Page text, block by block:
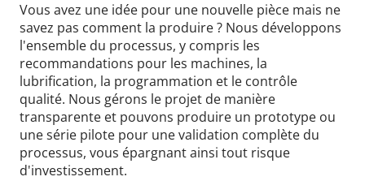
Vous avez une idée pour une nouvelle pièce mais ne
savez pas comment la produire ? Nous développons
l'ensemble du processus, y compris les
recommandations pour les machines, la
lubrification, la programmation et le contrôle
qualité. Nous gérons le projet de manière
transparente et pouvons produire un prototype ou
une série pilote pour une validation complète du
processus, vous épargnant ainsi tout risque
d'investissement.